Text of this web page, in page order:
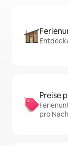
Preise
pro